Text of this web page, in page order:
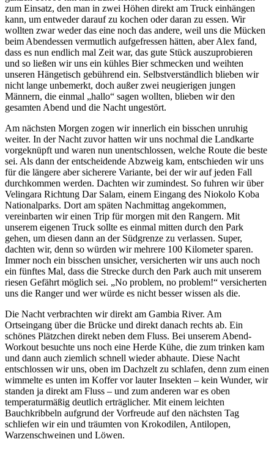
zum Einsatz, den man in zwei Höhen direkt am Truck einhängen
kann, um entweder darauf zu kochen oder daran zu essen. Wir
wollten zwar weder das eine noch das andere, weil uns die Mücken
beim Abendessen vermutlich aufgefressen hätten, aber Alex fand,
dass es nun endlich mal Zeit war, das gute Stück auszuprobieren
und so ließen wir uns ein kühles Bier schmecken und weihten
unseren Hängetisch gebührend ein. Selbstverständlich blieben wir
nicht lange unbemerkt, doch außer zwei neugierigen jungen
Männern, die einmal „hallo“ sagen wollten, blieben wir den
gesamten Abend und die Nacht ungestört.
Am nächsten Morgen zogen wir innerlich ein bisschen unruhig
weiter. In der Nacht zuvor hatten wir uns nochmal die Landkarte
vorgeknüpft und waren nun unentschlossen, welche Route die beste
sei. Als dann der entscheidende Abzweig kam, entschieden wir uns
für die längere aber sicherere Variante, bei der wir auf jeden Fall
durchkommen werden. Dachten wir zumindest. So fuhren wir über
Velingara Richtung Dar Salam, einem Eingang des Niokolo Koba
Nationalparks. Dort am späten Nachmittag angekommen,
vereinbarten wir einen Trip für morgen mit den Rangern. Mit
unserem eigenen Truck sollte es einmal mitten durch den Park
gehen, um diesen dann an der Südgrenze zu verlassen. Super,
dachten wir, denn so würden wir mehrere 100 Kilometer sparen.
Immer noch ein bisschen unsicher, versicherten wir uns auch noch
ein fünftes Mal, dass die Strecke durch den Park auch mit unserem
riesen Gefährt möglich sei. „No problem, no problem!“ versicherten
uns die Ranger und wer würde es nicht besser wissen als die.
Die Nacht verbrachten wir direkt am Gambia River. Am
Ortseingang über die Brücke und direkt danach rechts ab. Ein
schönes Plätzchen direkt neben dem Fluss. Bei unserem Abend-
Workout besuchte uns noch eine Herde Kühe, die zum trinken kam
und dann auch ziemlich schnell wieder abhaute. Diese Nacht
entschlossen wir uns, oben im Dachzelt zu schlafen, denn zum einen
wimmelte es unten im Koffer vor lauter Insekten – kein Wunder, wir
standen ja direkt am Fluss – und zum anderen war es oben
temperaturmäßig deutlich erträglicher. Mit einem leichten
Bauchkribbeln aufgrund der Vorfreude auf den nächsten Tag
schliefen wir ein und träumten von Krokodilen, Antilopen,
Warzenschweinen und Löwen.